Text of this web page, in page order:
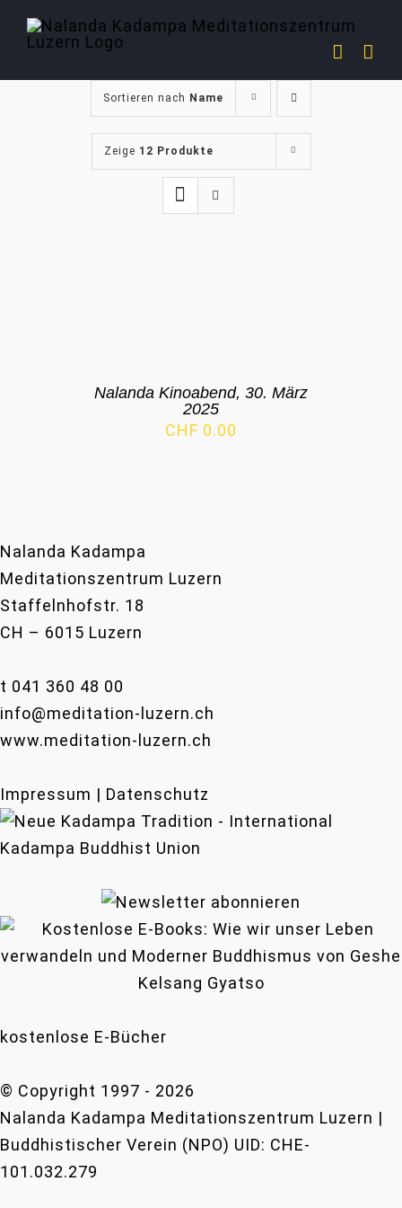
Inhalt
Sortieren nach Name
Zeige 12 Produkte
Nalanda Kinoabend, 30. März
2025
CHF 0.00
Nalanda Kadampa
Meditationszentrum Luzern
Staffelnhofstr. 18
CH – 6015 Luzern
t 041 360 48 00
info@meditation-luzern.ch
www.meditation-luzern.ch
Impressum | Datenschutz
kostenlose E-Bücher
© Copyright 1997 - 2026
Nalanda Kadampa Meditationszentrum Luzern |
Buddhistischer Verein (NPO) UID: CHE-
101.032.279